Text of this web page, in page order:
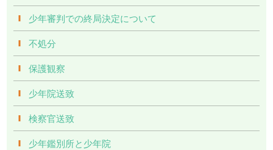
少年審判での終局決定について
不処分
保護観察
少年院送致
検察官送致
少年鑑別所と少年院